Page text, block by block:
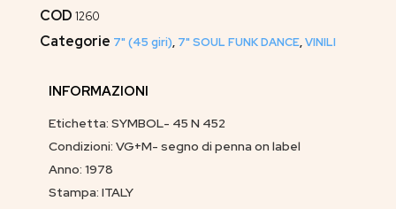
COD 1260
Categorie 7" (45 giri), 7" SOUL FUNK DANCE,VINILI
INFORMAZIONI
Etichetta: SYMBOL- 45 N 452
Condizioni: VG+M- segno di penna on label
Anno: 1978
Stampa: ITALY